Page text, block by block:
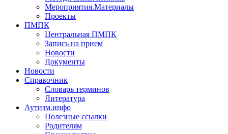
Мероприятия.Материалы
Проекты
ПМПК
Центральная ПМПК
Запись на прием
Новости
Документы
Новости
Справочник
Словарь терминов
Литература
Аутизм.инфо
Полезные ссылки
Родителям